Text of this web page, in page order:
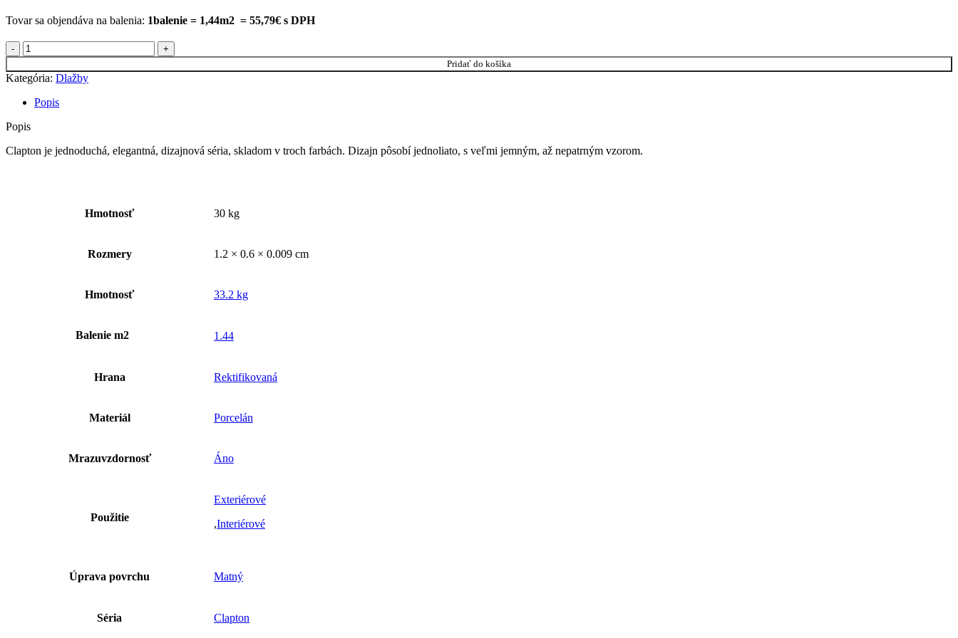
Tovar sa objendáva na balenia: 1balenie = 1,44m2 = 55,79€ s DPH
množstvo
CLAPTON
ALMOND
60×120
CM
Pridať do košíka
Kategória: Dlažby
Popis
Popis
Clapton je jednoduchá, elegantná, dizajnová séria, skladom v troch farbách. Dizajn pôsobí jednoliato, s veľmi jemným, až nepatrným vzorom.
Hmotnosť 30 kg
Rozmery 1.2 × 0.6 × 0.009 cm
Hmotnosť 33.2 kg
Balenie m2 1.44
Hrana Rektifikovaná
Materiál Porcelán
Mrazuvzdornosť Áno
Použitie
Exteriérové
,Interiérové
Úprava povrchu Matný
Séria Clapton